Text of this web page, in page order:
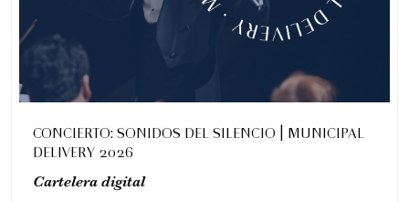
CONCIERTO: SONIDOS DEL SILENCIO | MUNICIPAL
DELIVERY 2026
Cartelera digital